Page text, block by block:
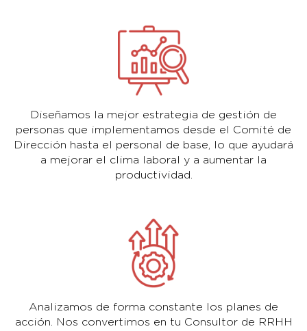
Diseñamos la mejor estrategia de gestión de
personas que implementamos desde el Comité de
Dirección hasta el personal de base, lo que ayudará
a mejorar el clima laboral y a aumentar la
productividad.
Analizamos de forma constante los planes de
acción. Nos convertimos en tu Consultor de RRHH